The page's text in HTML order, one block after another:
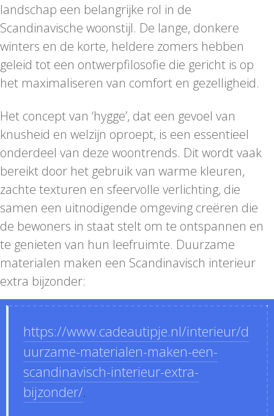
landschap een belangrijke rol in de
Scandinavische woonstijl. De lange, donkere
winters en de korte, heldere zomers hebben
geleid tot een ontwerpfilosofie die gericht is op
het maximaliseren van comfort en gezelligheid.
Het concept van ‘hygge’, dat een gevoel van
knusheid en welzijn oproept, is een essentieel
onderdeel van deze woontrends. Dit wordt vaak
bereikt door het gebruik van warme kleuren,
zachte texturen en sfeervolle verlichting, die
samen een uitnodigende omgeving creëren die
de bewoners in staat stelt om te ontspannen en
te genieten van hun leefruimte. Duurzame
materialen maken een Scandinavisch interieur
extra bijzonder:
https://www.cadeautipje.nl/interieur/d
uurzame-materialen-maken-een-
scandinavisch-interieur-extra-
bijzonder/.